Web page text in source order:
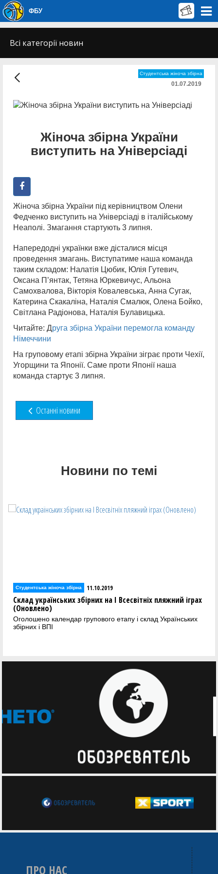
ФБУ
Всі категорії новин
Студентська жіноча збірна
01.07.2019
Жіноча збірна України
виступить на Універсіаді
Жіноча збірна України під керівництвом Олени
Федченко виступить на Універсіаді в італійському
Неаполі. Змагання стартують 3 липня.
Напередодні українки вже дісталися місця
проведення змагань. Виступатиме наша команда
таким складом: Налатія Цюбик, Юлія Гутевич,
Оксана П’янтак, Тетяна Юркевичус, Альона
Самохвалова, Вікторія Ковалевська, Анна Сугак,
Катерина Скакаліна, Наталія Смалюк, Олена Бойко,
Світлана Радіонова, Наталія Булавицька.
Читайте: Друга збірна України перемогла команду
Німеччини
На груповому етапі збірна України зіграє проти Чехії,
Угорщини та Японії. Саме проти Японії наша
команда стартує 3 липня.
Останні новини
Новини по темі
Студентська жіноча збірна 11.10.2019
Склад українських збірних на І Всесвітніх пляжний іграх
(Оновлено)
Оголошено календар групового етапу і склад Українських
збірних і ВПІ
ПРО НАС